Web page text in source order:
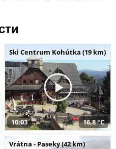
Ski Centrum Kohútka (19 km)
10:03 16,8 °C
Vrátna - Paseky (42 km)